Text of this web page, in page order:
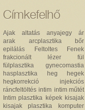
Címkefelhő
Ajak altatás anyajegy
ár
arak
arcplasztika
bőr
epilálás
Feltoltes
Fenek
frakcionált lézer
fül
fülplasztika
gynecomastia
hasplasztika
heg
hegek
hegkorrekció
injekciós
ráncfeltöltés intim intim műtét
Intim plasztika képek kisajak
kisajak plasztika
komputer